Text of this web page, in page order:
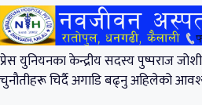
प्रेस युनियनका केन्द्रीय सदस्य पुष्पराज
चुनौतीहरू चिर्दै अगाडि बढ्नु अहिलेको